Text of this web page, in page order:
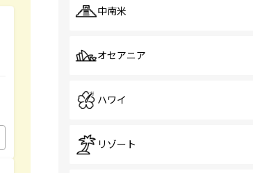
中南米
オセアニア
ハワイ
リゾート